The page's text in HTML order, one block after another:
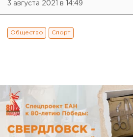
3 августа 2021 в 14:49
Общество Спорт